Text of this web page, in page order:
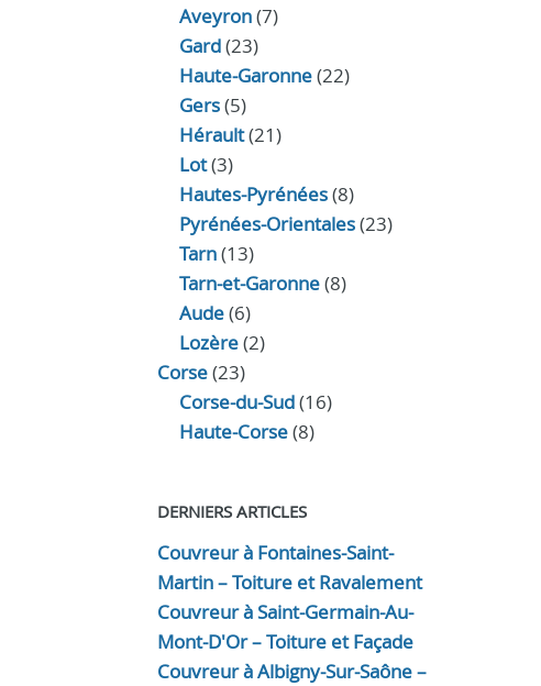
Aveyron(7)
Gard(23)
Haute-Garonne(22)
Gers(5)
Hérault(21)
Lot(3)
Hautes-Pyrénées(8)
Pyrénées-Orientales(23)
Tarn(13)
Tarn-et-Garonne(8)
Aude(6)
Lozère(2)
Corse(23)
Corse-du-Sud(16)
Haute-Corse(8)
DERNIERS ARTICLES
Couvreur à Fontaines-Saint-
Martin – Toiture et Ravalement
Couvreur à Saint-Germain-Au-
Mont-D'Or – Toiture et Façade
Couvreur à Albigny-Sur-Saône –